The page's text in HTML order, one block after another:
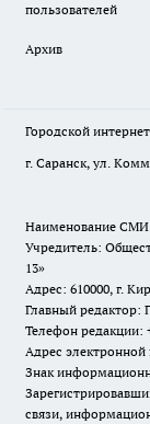
пользователей
Архив
Городской
г. Саранск, ул.
Наименование
Учредитель:
13»
Адрес: 610000, г.
Главный редактор:
Телефон редакции:
Адрес
Знак
связи,